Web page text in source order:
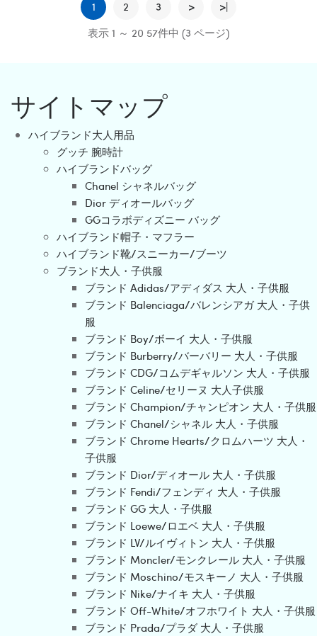
対策 S~2XL
1 2 3 >
>|
表示 1 ～ 20 57件中 (3 ページ)
サイトマップ
ハイブランド大人用品
グッチ 腕時計
ハイブランドバッグ
Chanel シャネルバッグ
Dior ディオールバッグ
GGコラボディズニー バッグ
ハイブランド帽子・マフラー
ハイブランド靴/スニーカー/ブーツ
ブランド大人・子供服
ブランド Adidas/アディダス 大人・子供服
ブランド Balenciaga/バレンシアガ 大人・子供
服
ブランド Boy/ボーイ 大人・子供服
ブランド Burberry/バーバリー 大人・子供服
ブランド CDG/コムデギャルソン 大人・子供服
ブランド Celine/セリーヌ 大人子供服
ブランド Champion/チャンピオン 大人・子供服
ブランド Chanel/シャネル 大人・子供服
ブランド Chrome Hearts/クロムハーツ 大人・
子供服
ブランド Dior/ディオール 大人・子供服
ブランド Fendi/フェンディ 大人・子供服
ブランド GG 大人・子供服
ブランド Loewe/ロエベ 大人・子供服
ブランド LV/ルイヴィトン 大人・子供服
ブランド Moncler/モンクレール 大人・子供服
ブランド Moschino/モスキーノ 大人・子供服
ブランド Nike/ナイキ 大人・子供服
ブランド Off-White/オフホワイト 大人・子供服
ブランド Prada/プラダ 大人・子供服